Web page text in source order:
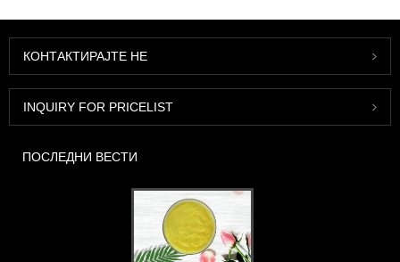
КОНТАКТИРАЈТЕ НЕ
INQUIRY FOR PRICELIST
ПОСЛЕДНИ ВЕСТИ